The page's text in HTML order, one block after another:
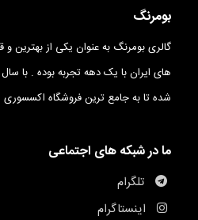
بومرنگ
گالری بومرنگ به عنوان یکی از
های ایران با یک دهه تجربه بوده . با
شده تا به جامع ترین فروشگاه اکسسوری
ما در شبکه های اجتماعی
تلگرام
اینستاگرام